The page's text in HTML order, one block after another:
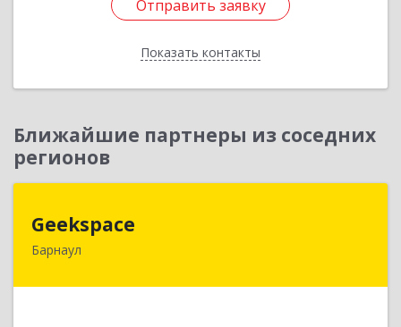
Отправить заявку
Показать контакты
Отправить заявку
Назад
Ближайшие партнеры из соседних
регионов
Geekspace
Барнаул
656043, Алтайский край, Барнаул г, Гоголя ул,